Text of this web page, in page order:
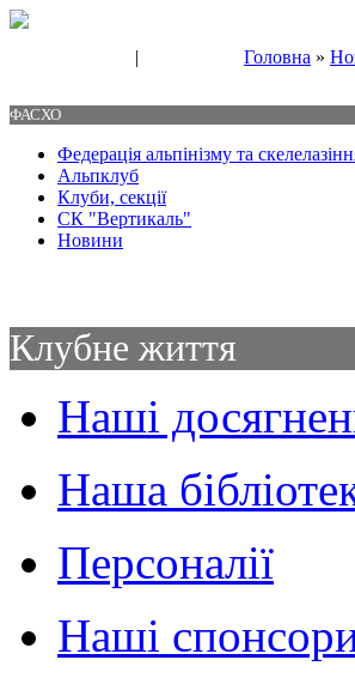
| Головна »
ФАСХО
Федерація альпінізму та
Альпклуб
Клуби, секції
СК "Вертикаль"
Новини
Клубне життя
Наші
Наша
Персоналії
Наші